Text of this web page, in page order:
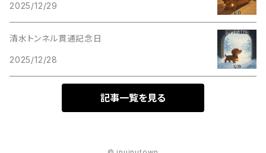
2025/12/29
清水トンネル貫通記念日
2025/12/28
記事一覧を見る